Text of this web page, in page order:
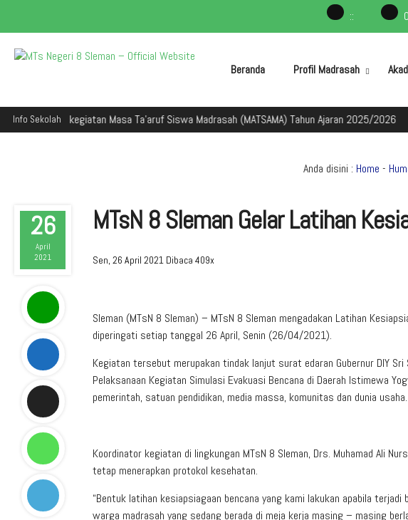
::
Beranda Profil Madrasah
Info Sekolah
kegiatan Masa Ta'aruf Siswa Madrasah (MATSAMA) Tahun Ajaran 2025/2026
Anda disini : Home -
26
April
2021
MTsN 8 Sleman Gelar Latihan
Sen, 26 April 2021 Dibaca 409x
Sleman (MTsN 8 Sleman) – MTsN 8 Sleman mengadakan Latihan
diperingati setiap tanggal 26 April, Senin (26/04/2021).
Kegiatan tersebut merupakan tindak lanjut surat edaran Gubernur DIY
Pelaksanaan Kegiatan Simulasi Evakuasi Bencana di Daerah Istimewa
pemerintah, satuan pendidikan, media massa, komunitas dan dunia usaha.
Koordinator kegiatan di lingkungan MTsN 8 Sleman, Drs. Muhamad Ali
tetap menerapkan protokol kesehatan.
“Bentuk latihan kesiapsiagaan bencana yang kami lakukan apabila
warga madrasah yang sedang berada di meja kerja masing – masing